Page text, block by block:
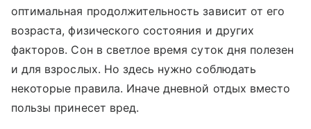
оптимальная продолжительность зависит от его
возраста, физического состояния и других
факторов. Сон в светлое время суток дня полезен
и для взрослых. Но здесь нужно соблюдать
некоторые правила. Иначе дневной отдых вместо
пользы принесет вред.